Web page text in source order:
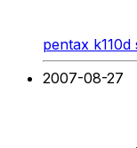
pentax k110d
2007-08-27